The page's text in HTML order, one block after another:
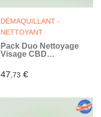
DÉMAQUILLANT -
NETTOYANT
Pack Duo Nettoyage
Visage CBD
47,73 €